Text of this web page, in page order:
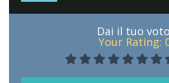
Dai il tuo
Your Rating: